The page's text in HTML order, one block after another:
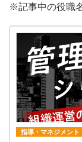
※記事中の役職
指導・マネジメント